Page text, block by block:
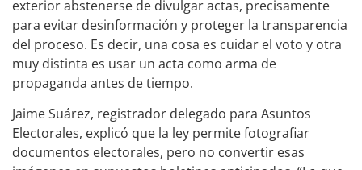
exterior abstenerse de divulgar actas, precisamente
para evitar desinformación y proteger la transparencia
del proceso. Es decir, una cosa es cuidar el voto y otra
muy distinta es usar un acta como arma de
propaganda antes de tiempo.
Jaime Suárez, registrador delegado para Asuntos
Electorales, explicó que la ley permite fotografiar
documentos electorales, pero no convertir esas